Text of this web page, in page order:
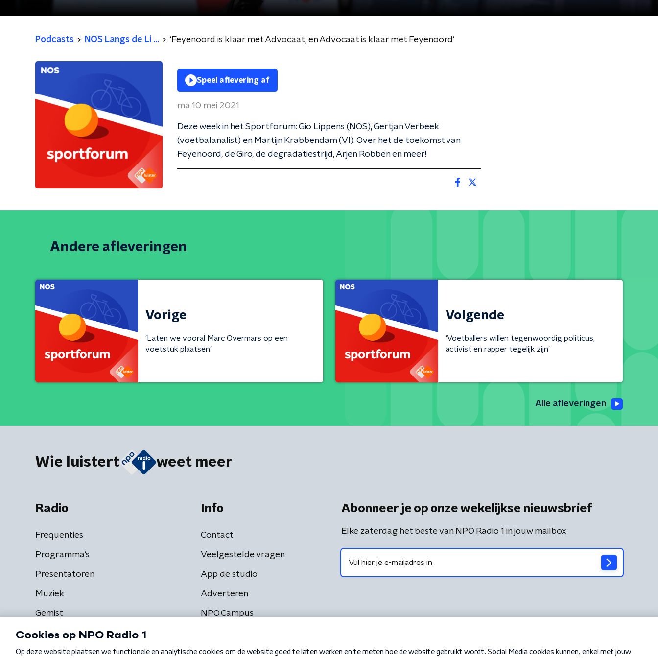
Podcasts NOS Langs de Li ... 'Feyenoord is klaar met Advocaat, en Advocaat is klaar met Feyenoord'
Speel aflevering af
ma 10 mei 2021
Deze week in het Sportforum: Gio Lippens (NOS), Gertjan Verbeek
(voetbalanalist) en Martijn Krabbendam (VI). Over het de toekomst van
Feyenoord, de Giro, de degradatiestrijd, Arjen Robben en meer!
Andere afleveringen
Vorige
'Laten we vooral Marc Overmars op een
voetstuk plaatsen'
Volgende
'Voetballers willen tegenwoordig politicus,
activist en rapper tegelijk zijn'
Alle afleveringen
Wie luistert weet meer
Radio
Frequenties
Programma's
Presentatoren
Muziek
Gemist
Info
Contact
Veelgestelde vragen
App de studio
Adverteren
NPO Campus
Abonneer je op onze wekelijkse nieuwsbrief
Elke zaterdag het beste van NPO Radio 1 in jouw mailbox